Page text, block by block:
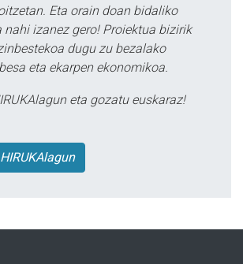
Eta orain doan bidaliko
nahi izanez gero! Proiektua bizirik
dugu zu bezalako
eta ekarpen ekonomikoa.
eta gozatu euskaraz!